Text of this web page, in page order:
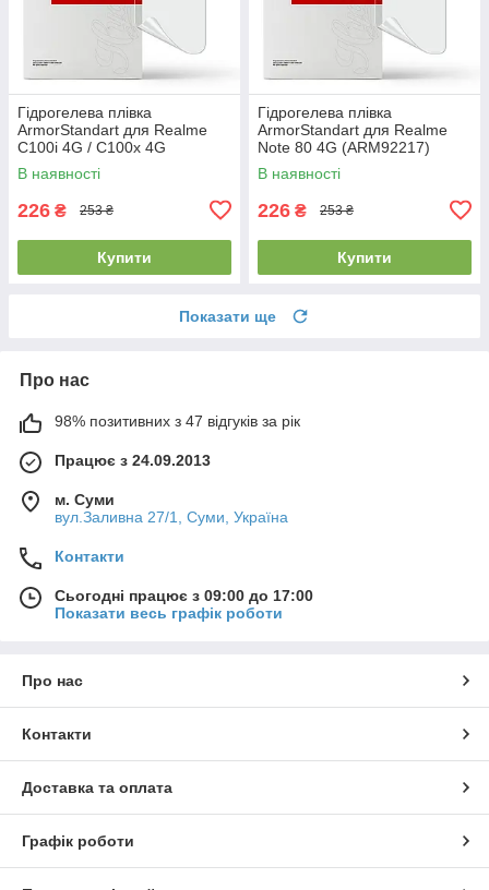
Гідрогелева плівка
ArmorStandart для Realme
C100i 4G / C100x 4G
(ARM92221)
В наявності
226 ₴ 253 ₴
Купити
Гідрогелева плівка
ArmorStandart для Realme
Note 80 4G (ARM92217)
В наявності
226 ₴ 253 ₴
Купити
Показати ще
Про нас
98% позитивних з 47 відгуків за рік
Працює з 24.09.2013
м. Суми
вул.Заливна 27/1, Суми, Україна
Контакти
Сьогодні працює з 09:00 до 17:00
Показати весь графік роботи
Про нас
Контакти
Доставка та оплата
Графік роботи